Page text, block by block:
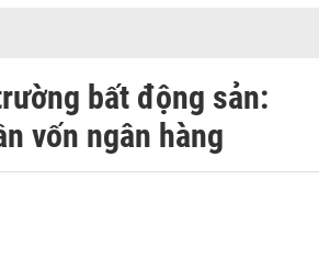
bất động sản:
vốn ngân hàng